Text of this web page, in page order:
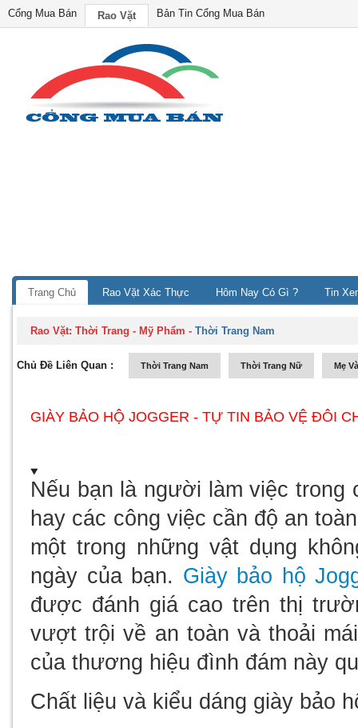
Cổng Mua Bán Rao Vặt Bản Tin Cổng Mua Bán
Trang Chủ Rao Vặt Xác Thực Hôm Nay Có Gì ? Tin
Rao Vặt:Thời Trang - Mỹ Phẩm -Thời Trang Nam
Chủ Đề Liên Quan : Thời Trang Nam Thời Trang Nữ Mẹ
GIÀY BẢO HỘ JOGGER - TỰ TIN BẢO VỆ ĐÔI
Nếu bạn là người làm việc trong
hay các công việc cần độ an
một trong những vật dụng
ngày của bạn. Giày bảo hộ
được đánh giá cao trên thị
vượt trội về an toàn và thoải
của thương hiệu đình đám này
Chất liệu và kiểu dáng giày bảo